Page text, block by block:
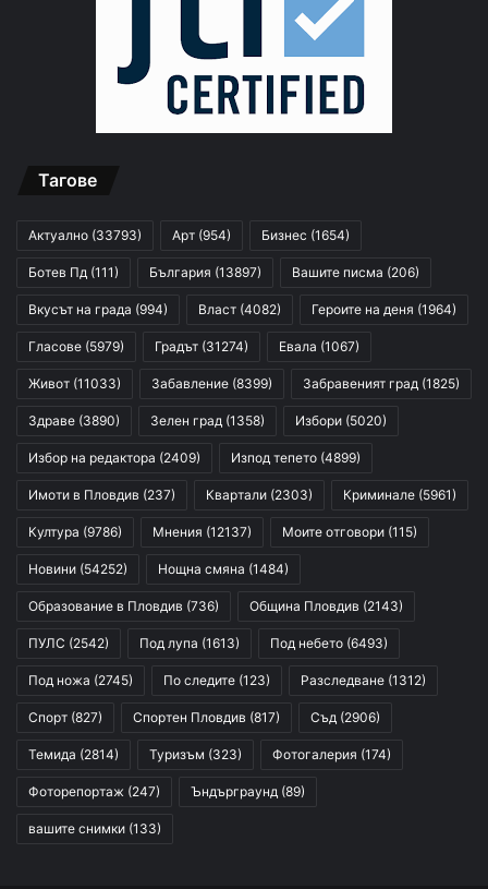
Тагове
Актуално (33793) Арт (954) Бизнес (1654)
Ботев Пд (111) България (13897) Вашите писма (206)
Вкусът на града (994) Власт (4082) Героите на деня (1964)
Гласове (5979) Градът (31274) Евала (1067)
Живот (11033) Забавление (8399) Забравеният град (1825)
Здраве (3890) Зелен град (1358) Избори (5020)
Избор на редактора (2409) Изпод тепето (4899)
Имоти в Пловдив (237) Квартали (2303) Криминале (5961)
Култура (9786) Мнения (12137) Моите отговори (115)
Новини (54252) Нощна смяна (1484)
Образование в Пловдив (736) Община Пловдив (2143)
ПУЛС (2542) Под лупа (1613) Под небето (6493)
Под ножа (2745) По следите (123) Разследване (1312)
Спорт (827) Спортен Пловдив (817) Съд (2906)
Темида (2814) Туризъм (323) Фотогалерия (174)
Фоторепортаж (247) Ъндърграунд (89)
вашите снимки (133)